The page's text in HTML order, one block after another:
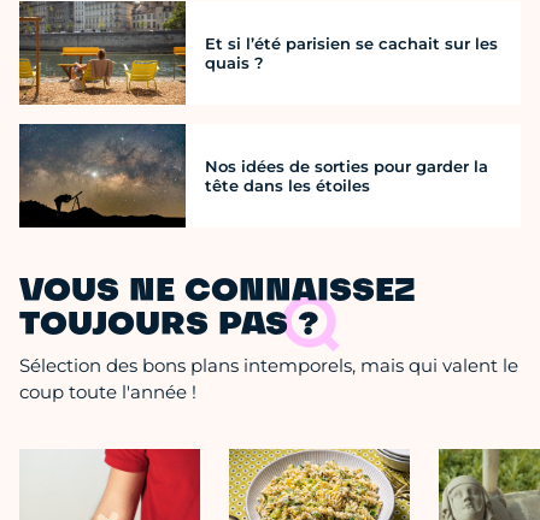
Et si l’été parisien se cachait sur les
quais ?
Nos idées de sorties pour garder la
tête dans les étoiles
VOUS NE CONNAISSEZ
TOUJOURS PAS ?
Sélection des bons plans intemporels, mais qui valent le
coup toute l'année !